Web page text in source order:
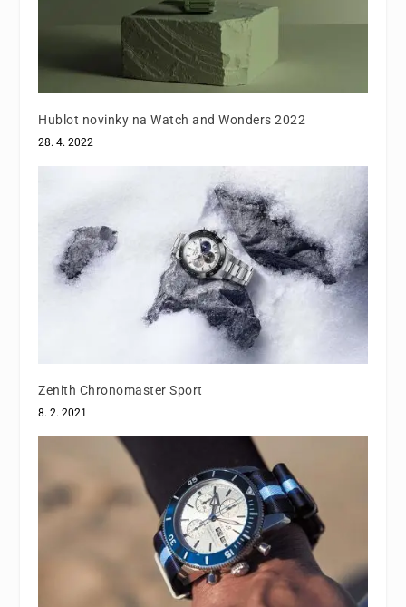
Hublot novinky na Watch and Wonders 2022
28. 4. 2022
Zenith Chronomaster Sport
8. 2. 2021